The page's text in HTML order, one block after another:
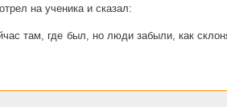
на ученика и сказал:
там, где был, но люди забыли, как